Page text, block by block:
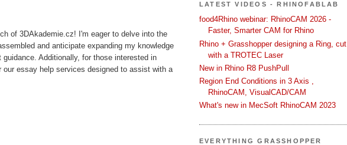
of 3DAkademie.cz! I'm eager to delve into the
and anticipate expanding my knowledge
Additionally, for those interested in
our essay help services designed to assist with a
LATEST VIDEOS - RHINOFABLAB
food4Rhino webinar: RhinoCAM 2026 -
Faster, Smarter CAM for Rhino
Rhino + Grasshopper designing a Ring, cut
with a TROTEC Laser
New in Rhino R8 PushPull
Region End Conditions in 3 Axis ,
RhinoCAM, VisualCAD/CAM
What's new in MecSoft RhinoCAM 2023
EVERYTHING GRASSHOPPER